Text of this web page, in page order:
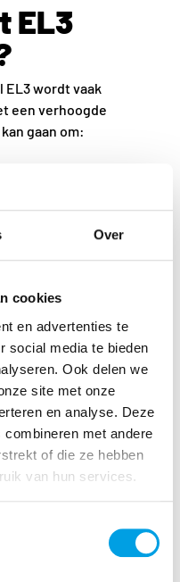
Over
cookies
en advertenties te
social media te bieden
Ook delen we
site met onze
en analyse. Deze
met andere
of die ze hebben
van hun services.
EL3
EL3 wordt vaak
een verhoogde
gaan om:
aan waarde
die
producten
risico op
inbraken zijn
cruciaal is
samen met
Hoe hoger
de
vrijblijvend